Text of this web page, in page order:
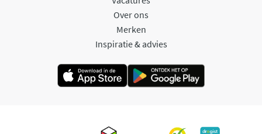
Over ons
Merken
Inspiratie & advies